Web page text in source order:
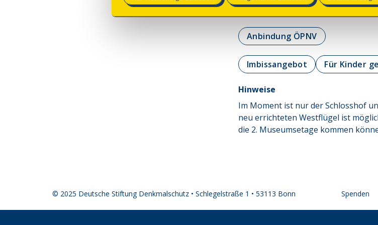
Anbindung ÖPNV
Imbissangebot Für Kinder
Hinweise
Im Moment ist nur der Schlosshof
neu errichteten Westflügel ist
die 2. Museumsetage kommen
© 2025 Deutsche Stiftung Denkmalschutz • Schlegelstraße 1 • 53113 Bonn Spenden